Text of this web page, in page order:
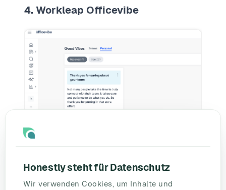
Honestly steht für Datenschutz
Wir verwenden Cookies, um Inhalte und
4. Workleap Officevibe
Workleap Officevibeist eine leistungsstarke